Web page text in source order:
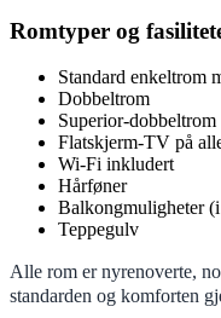
Romtyper og
Standard enkeltrom
Dobbeltrom
Superior-dobbeltrom
Flatskjerm-TV på
Wi-Fi inkludert
Hårføner
Balkongmuligheter
Teppegulv
Alle rom er nyrenoverte,
standarden og komforten